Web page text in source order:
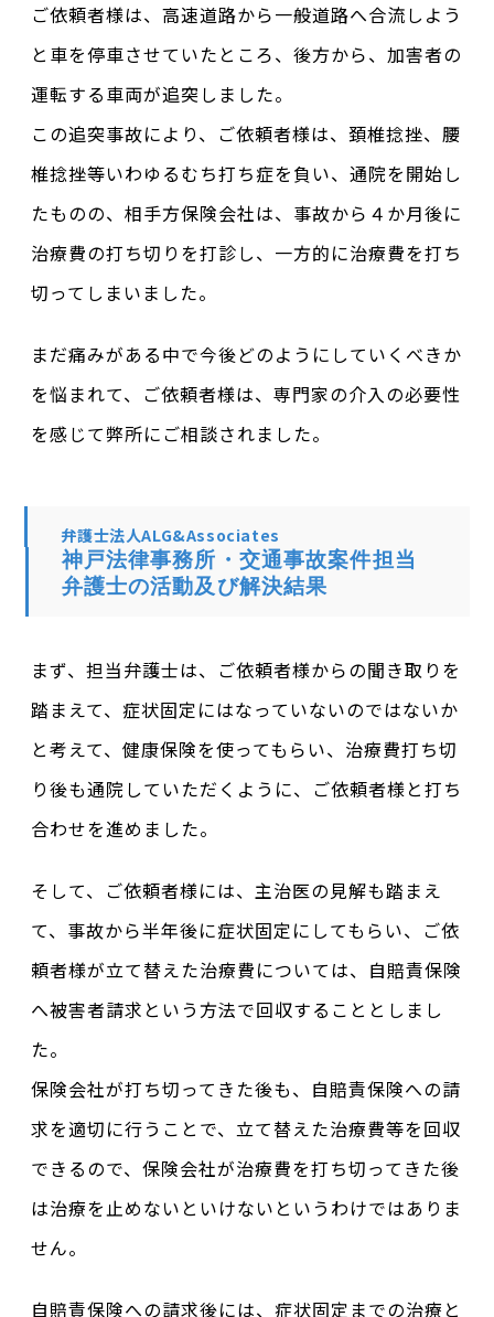
ご依頼者様は、高速道路から一般道路へ合流しよう
と車を停車させていたところ、後方から、加害者の
運転する車両が追突しました。
この追突事故により、ご依頼者様は、頚椎捻挫、腰
椎捻挫等いわゆるむち打ち症を負い、通院を開始し
たものの、相手方保険会社は、事故から４か月後に
治療費の打ち切りを打診し、一方的に治療費を打ち
切ってしまいました。
まだ痛みがある中で今後どのようにしていくべきか
を悩まれて、ご依頼者様は、専門家の介入の必要性
を感じて弊所にご相談されました。
弁護士法人ALG&Associates
神戸法律事務所・交通事故案件担当
弁護士の活動及び解決結果
まず、担当弁護士は、ご依頼者様からの聞き取りを
踏まえて、症状固定にはなっていないのではないか
と考えて、健康保険を使ってもらい、治療費打ち切
り後も通院していただくように、ご依頼者様と打ち
合わせを進めました。
そして、ご依頼者様には、主治医の見解も踏まえ
て、事故から半年後に症状固定にしてもらい、ご依
頼者様が立て替えた治療費については、自賠責保険
へ被害者請求という方法で回収することとしまし
た。
保険会社が打ち切ってきた後も、自賠責保険への請
求を適切に行うことで、立て替えた治療費等を回収
できるので、保険会社が治療費を打ち切ってきた後
は治療を止めないといけないというわけではありま
せん。
自賠責保険への請求後には、症状固定までの治療と